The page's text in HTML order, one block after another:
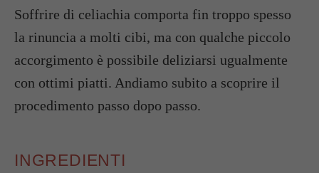
Soffrire di celiachia comporta fin troppo spesso
la rinuncia a molti cibi, ma con qualche piccolo
accorgimento è possibile deliziarsi ugualmente
con ottimi piatti. Andiamo subito a scoprire il
procedimento passo dopo passo.
INGREDIENTI